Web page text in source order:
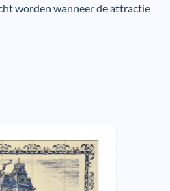
worden wanneer de attractie